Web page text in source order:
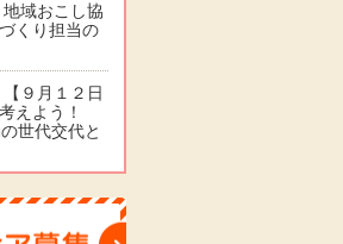
域おこし協
くり担当の
９月１２日
えよう！
世代交代と